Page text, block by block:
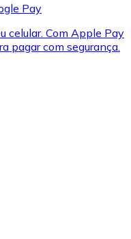
Pay
celular. Com Apple Pay
pagar com segurança.